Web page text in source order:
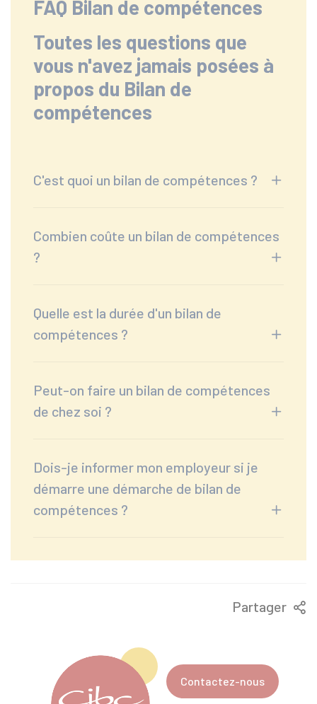
FAQ Bilan de compétences
Toutes les questions que
vous n'avez jamais posées à
propos du Bilan de
compétences
C'est quoi un bilan de compétences ?
Combien coûte un bilan de compétences
?
Quelle est la durée d'un bilan de
compétences ?
Peut-on faire un bilan de compétences
de chez soi ?
Dois-je informer mon employeur si je
démarre une démarche de bilan de
compétences ?
Partager
Contactez-nous